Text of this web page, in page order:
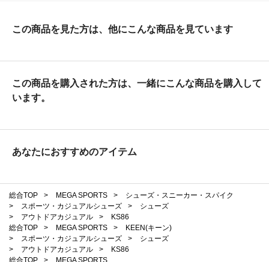
この商品を見た方は、他にこんな商品を見ています
この商品を購入された方は、一緒にこんな商品を購入して
います。
あなたにおすすめのアイテム
総合TOP > MEGA SPORTS >
シューズ・スニーカー・スパイク
>
スポーツ・カジュアルシューズ >
シューズ
>
アウトドアカジュアル >
KS86
総合TOP
> MEGA SPORTS >
KEEN(キーン)
>
スポーツ・カジュアルシューズ >
シューズ
>
アウトドアカジュアル >
KS86
総合TOP
>
MEGA SPORTS